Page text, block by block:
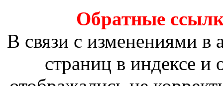
Обратные
В связи с изменениями в
страниц в индексе